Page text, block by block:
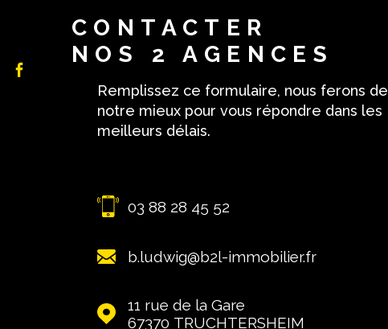
CONTACTER
NOS 2 AGENCES
Remplissez ce formulaire, nous ferons de
notre mieux pour vous répondre dans les
meilleurs délais.
03 88 28 45 52
b.ludwig@b2l-immobilier.fr
11 rue de la Gare
67370
TRUCHTERSHEIM